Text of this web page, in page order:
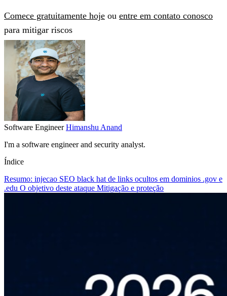
Comece gratuitamente hoje ou entre em contato conosco
para mitigar riscos
Software EngineerHimanshu Anand
I'm a software engineer and security analyst.
Índice
Resumo: injecao SEO black hat de links ocultos em dominios .gov e
.edu O objetivo deste ataque Mitigação e proteção